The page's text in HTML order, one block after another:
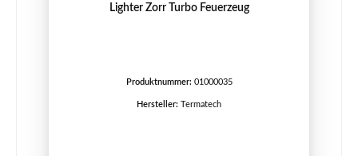
Lighter Zorr Turbo Feuerzeug
Produktnummer: 01000035
Hersteller: Termatech